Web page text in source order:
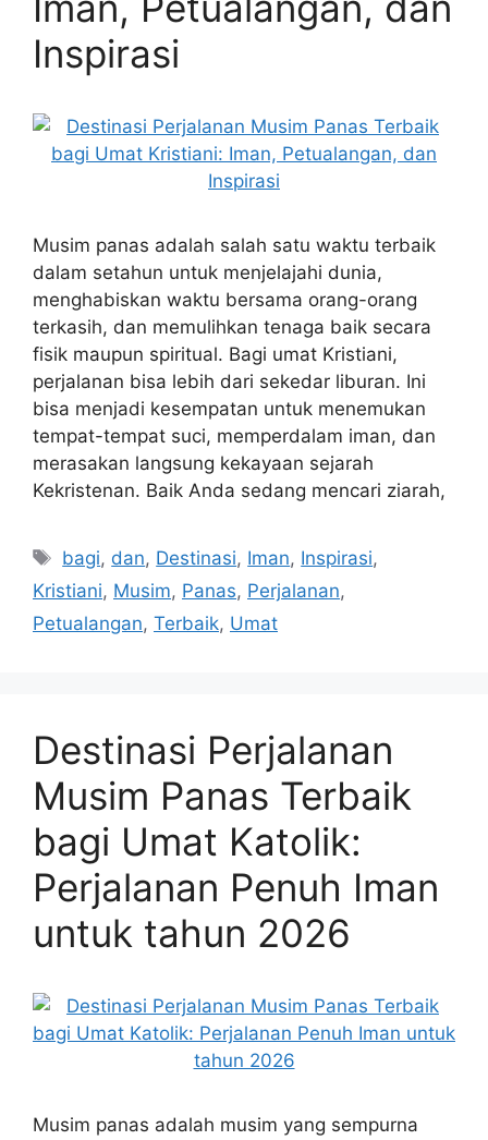
Inspirasi
Musim panas adalah salah satu waktu terbaik
dalam setahun untuk menjelajahi dunia,
menghabiskan waktu bersama orang-orang
terkasih, dan memulihkan tenaga baik secara
fisik maupun spiritual. Bagi umat Kristiani,
perjalanan bisa lebih dari sekedar liburan. Ini
bisa menjadi kesempatan untuk menemukan
tempat-tempat suci, memperdalam iman, dan
merasakan langsung kekayaan sejarah
Kekristenan. Baik Anda sedang mencari ziarah,
Tags
bagi, dan, Destinasi, Iman, Inspirasi,
Kristiani, Musim, Panas, Perjalanan,
Petualangan, Terbaik, Umat
Destinasi Perjalanan
Musim Panas Terbaik
bagi Umat Katolik:
Perjalanan Penuh Iman
untuk tahun 2026
Musim panas adalah musim yang sempurna